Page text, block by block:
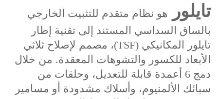
تايلور
هو نظام متقدم للتثبيت الخارجي
بالساق السداسي المستند إلى تقنية إطار
تايلور المكانيكي (TSF)، مصمم لإصلاح ثلاثي
الأبعاد للكسور والتشوهات المعقدة. من خلال
دمج 6 أعمدة قابلة للتعديل، وحلقات من
سبائك الألمنيوم، وأسلاك مشدودة أو مسامير